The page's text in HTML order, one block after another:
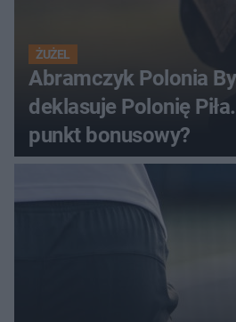
ŻUŻEL
Abramczyk Polonia
deklasuje Polonię
punkt bonusowy?